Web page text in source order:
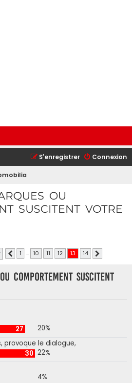
Connexion
S’enregistrer
OU
SUSCITENT VOTRE
Page 13 14
Précédente
1 … 10 11 12 13 14
comportement suscitent
27
20%
provoque le dialogue,
30 22%
4%